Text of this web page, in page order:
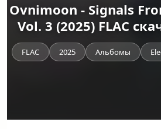
Ovnimoon - Signals
Vol. 3 (2025) FLAC
FLAC 2025 Альбомы